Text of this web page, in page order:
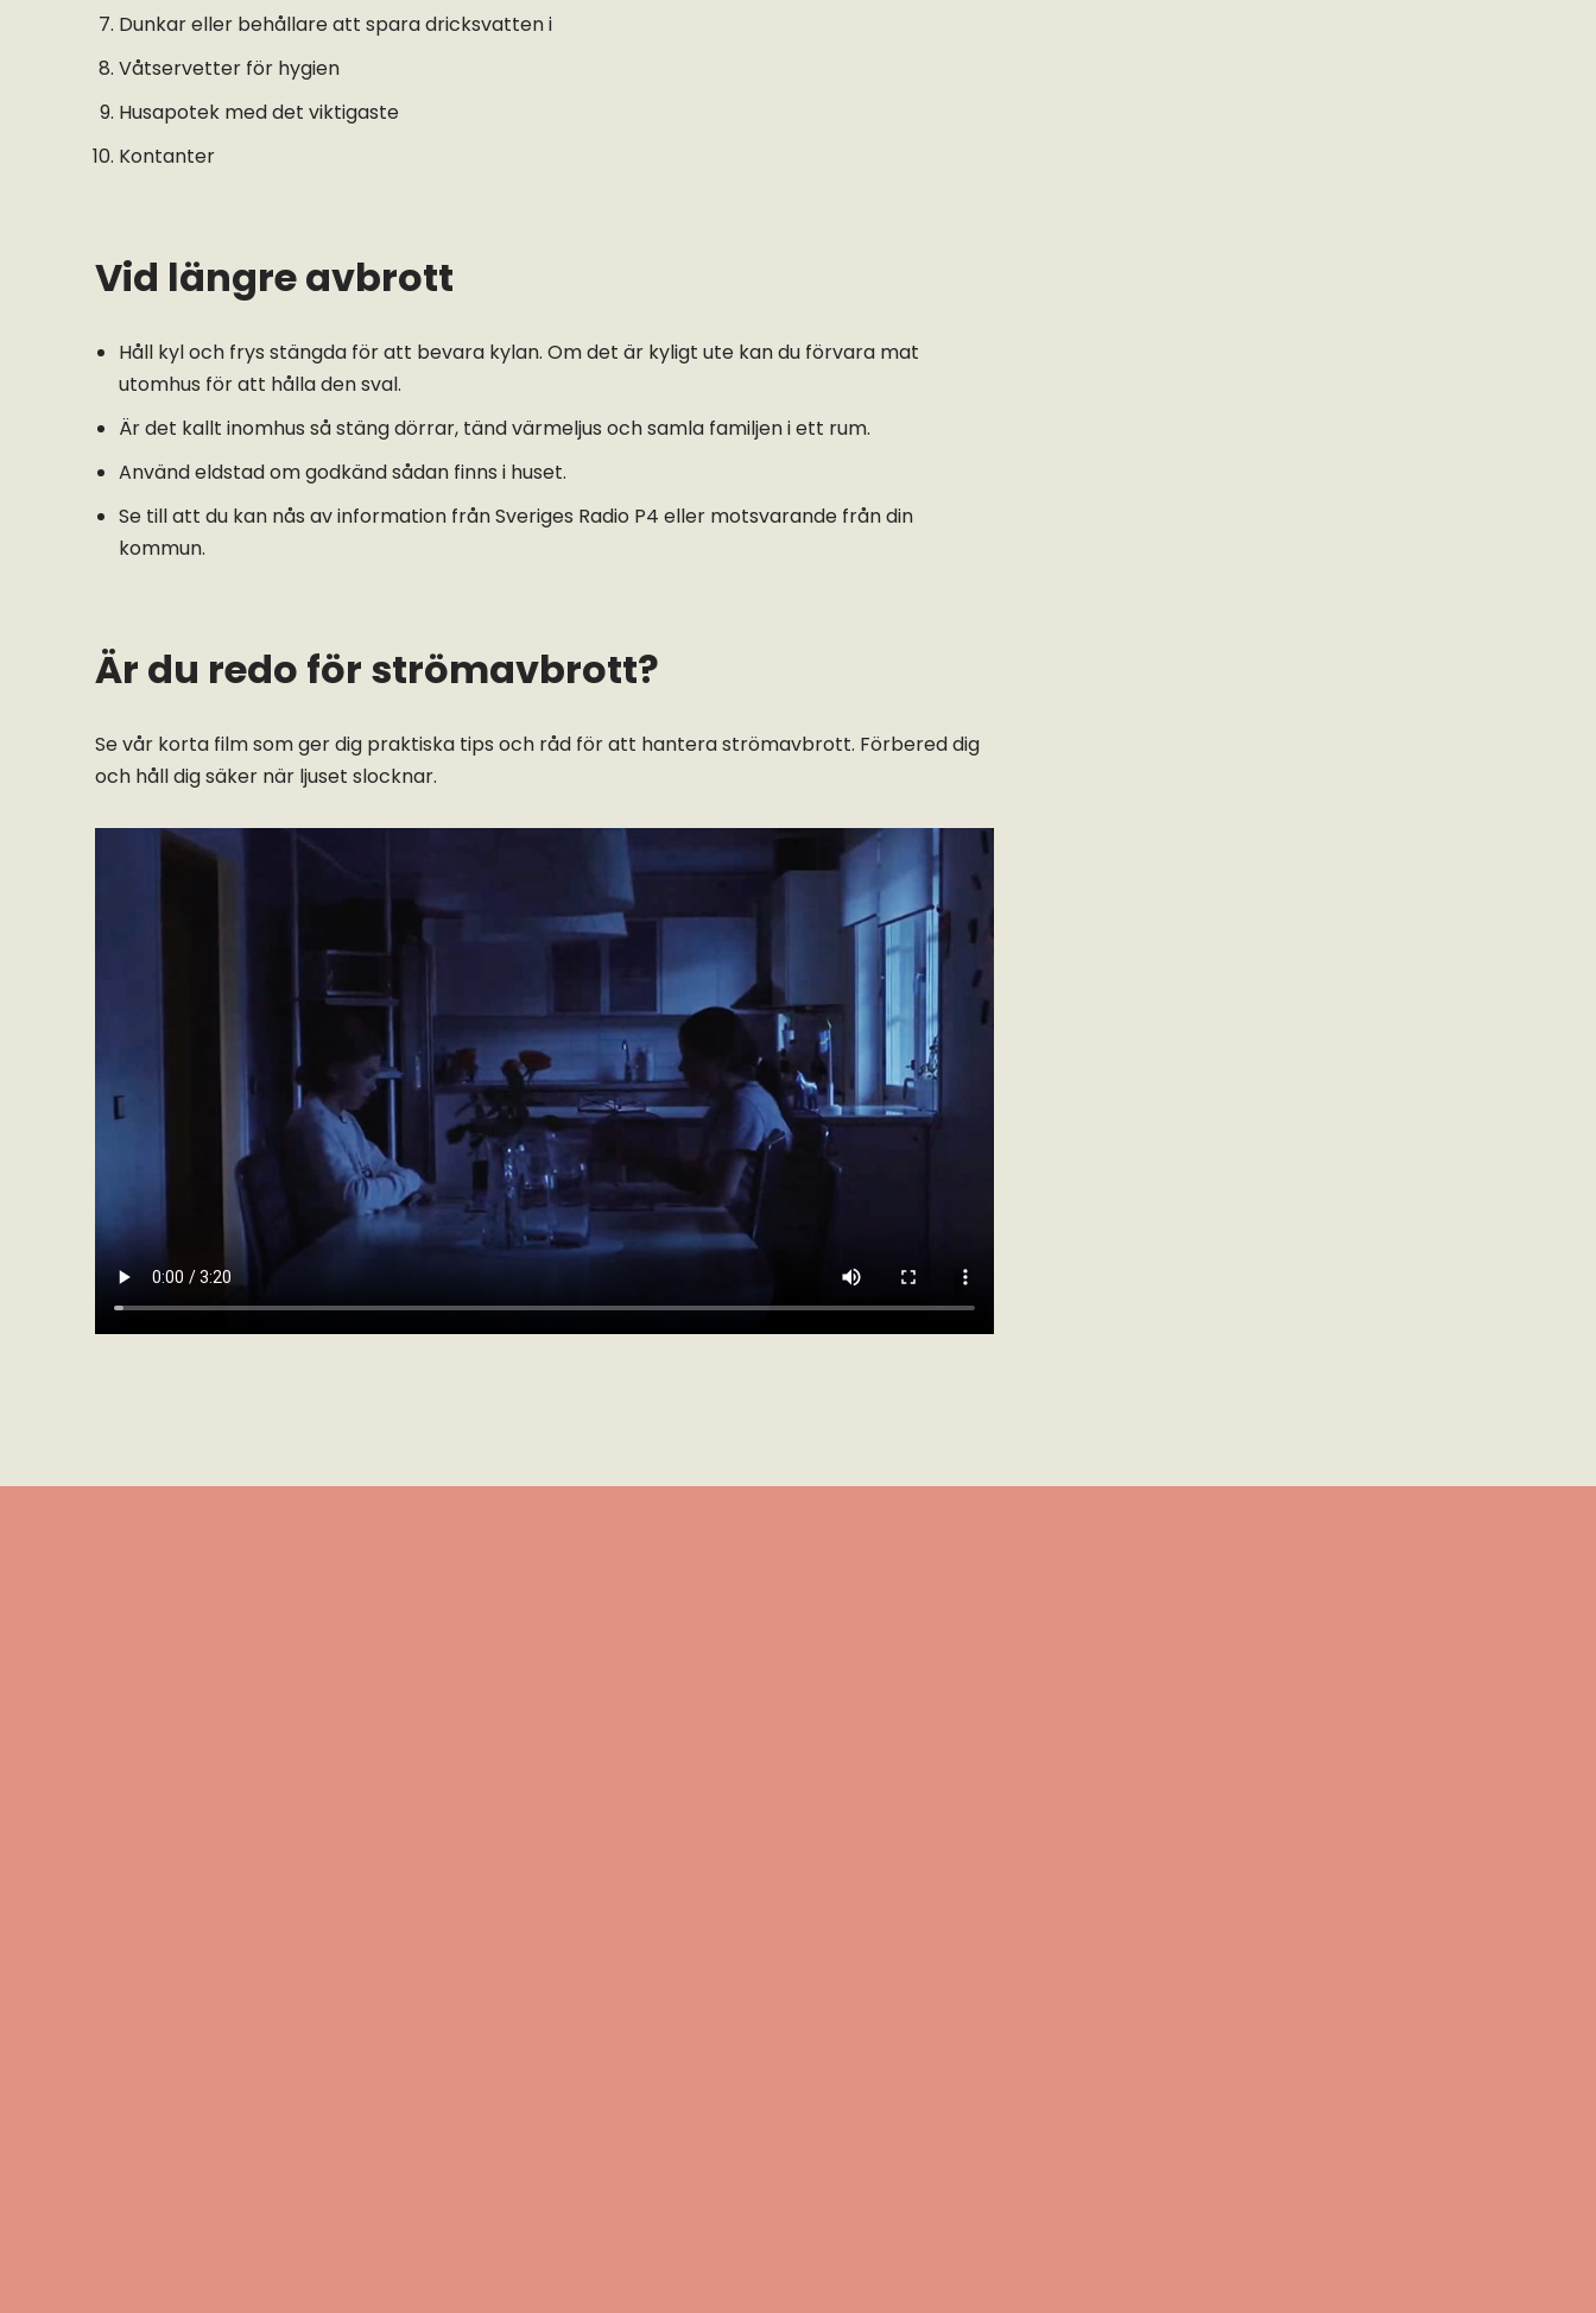
Dunkar eller behållare att spara dricksvatten i
Våtservetter för hygien
Husapotek med det viktigaste
Kontanter
Vid längre avbrott
Håll kyl och frys stängda för att bevara kylan. Om det är kyligt ute kan du förvara mat
utomhus för att hålla den sval.
Är det kallt inomhus så stäng dörrar, tänd värmeljus och samla familjen i ett rum.
Använd eldstad om godkänd sådan finns i huset.
Se till att du kan nås av information från Sveriges Radio P4 eller motsvarande från din
kommun.
Är du redo för strömavbrott?
Se vår korta film som ger dig praktiska tips och råd för att hantera strömavbrott. Förbered dig
och håll dig säker när ljuset slocknar.